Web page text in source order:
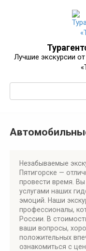
Лучшие экскурсии от
Незабываемые
Пятигорске —
провести время.
услугами наших
эмоций. Наши
профессионалы,
России. В
ваши вопросы,
положительных
ознакомиться с